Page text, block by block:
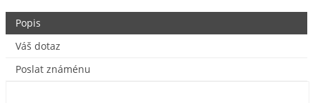
Popis
Váš dotaz
Poslat známénu